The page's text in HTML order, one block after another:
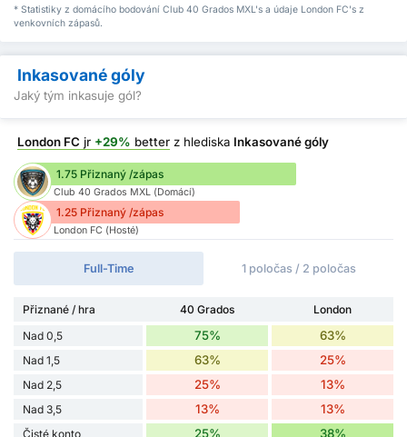
* Statistiky z domácího bodování Club 40 Grados MXL's a údaje London FC's z
venkovních zápasů.
Inkasované góly
Jaký tým inkasuje gól?
London FC jr +29% better z hlediska Inkasované góly
1.75 Přiznaný /zápas
Club 40 Grados MXL (Domácí)
1.25 Přiznaný /zápas
London FC (Hosté)
Full-Time 1 poločas / 2 poločas
Přiznané / hra 40 Grados
London
Nad 0,5
75% 63%
Nad 1,5 63% 25%
Nad 2,5 25% 13%
Nad 3,5 13% 13%
Čisté konto 25% 38%